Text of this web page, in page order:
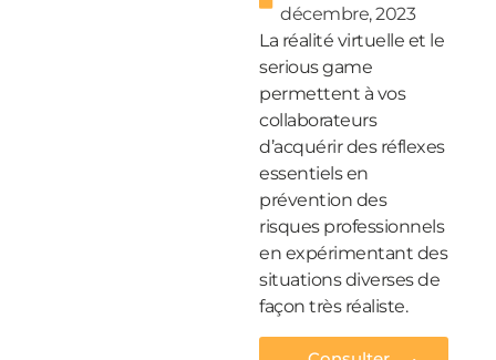
décembre, 2023
La réalité virtuelle et le
serious game
permettent à vos
collaborateurs
d’acquérir des réflexes
essentiels en
prévention des
risques professionnels
en expérimentant des
situations diverses de
façon très réaliste.